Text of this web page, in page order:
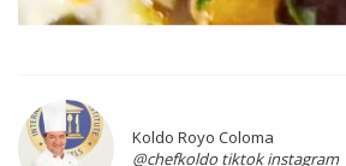
Koldo Royo Coloma
@chefkoldo tiktok instagram